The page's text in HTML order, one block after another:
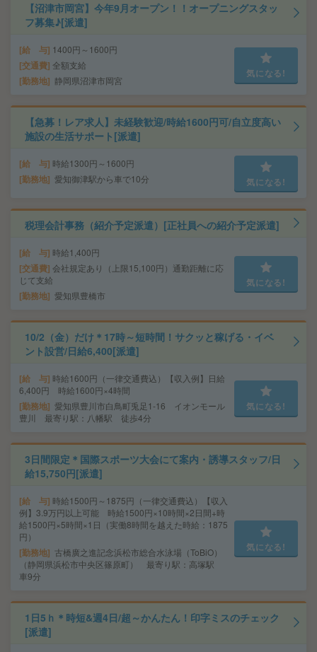
【沼津市岡宮】今年9月オープン！！オープニングスタッ
フ募集♪[派遣]
給 与 1400円～1600円
交通費 全額支給
勤務地 静岡県沼津市岡宮
気になる!
【急募！レア求人】未経験歓迎/時給1600円可/自立度高い
施設の生活サポート[派遣]
給 与 時給1300円～1600円
勤務地 愛知御津駅から車で10分 気になる!
税理会計事務（紹介予定派遣）[正社員への紹介予定派遣]
給 与 時給1,400円
交通費 会社規定あり（上限15,100円）通勤距離に応
じて支給
勤務地 愛知県豊橋市
気になる!
10/2（金）だけ＊17時～短時間！サクッと稼げる・イベ
ント設営/日給6,400[派遣]
給 与 時給1600円（一律交通費込）【収入例】日給
6,400円 時給1600円×4時間
勤務地 愛知県豊川市白鳥町兎足1-16 イオンモール
豊川 最寄り駅：八幡駅 徒歩4分
気になる!
3日間限定＊国際スポーツ大会にて案内・誘導スタッフ/日
給15,750円[派遣]
給 与 時給1500円～1875円（一律交通費込）【収入
例】3.9万円以上可能 時給1500円×10時間×2日間+時
給1500円×5時間×1日（実働8時間を越えた時給：1875
円）
勤務地
古橋廣之進記念浜松市総合水泳場（ToBiO）
（静岡県浜松市中央区篠原町） 最寄り駅：高塚駅
車9分
気になる!
1日5ｈ＊時短&週4日/超～かんたん！印字ミスのチェック
[派遣]